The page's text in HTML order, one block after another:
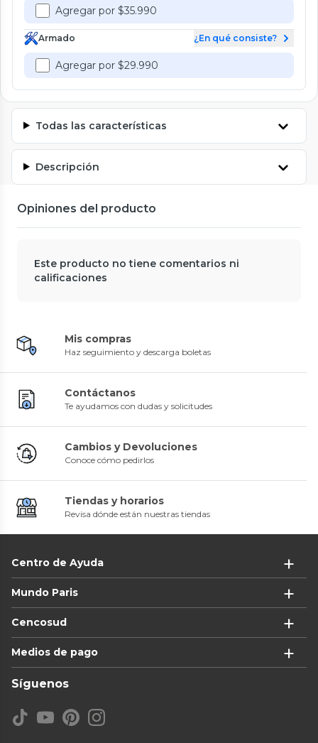
Agregar por $35.990
Armado ¿En qué consiste?
Agregar por $29.990
Todas las características
Descripción
Opiniones del producto
Este producto no tiene comentarios ni
calificaciones
Mis compras
Haz seguimiento y descarga boletas
Contáctanos
Te ayudamos con dudas y solicitudes
Cambios y Devoluciones
Conoce cómo pedirlos
Tiendas y horarios
Revisa dónde están nuestras tiendas
Centro de Ayuda
Mundo Paris
Cencosud
Medios de pago
Síguenos